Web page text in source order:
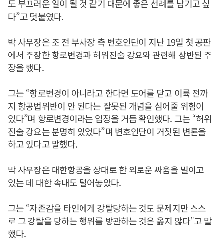
도 부끄러운 일이 될 것 같기 때문에 좋은 선례를 남기고 싶
다”고 덧붙였다.
박 사무장은 조 전 부사장 측 변호인단이 지난 19일 첫 공판
에서 주장한 항로변경과 허위진술 강요와 관련해 상반된 주
장을 했다.
그는 “항로변경이 아니라고 한다면 도어를 닫고 이륙 전까
지 항공법위반이 안 된다는 잘못된 개념을 심어줄 위험이
있다”며 항로변경이라는 입장을 거듭 확인했다. 그는 “허위
진술 강요는 분명히 있었다”며 변호인단이 거짓된 변론을
하고 있다고 말했다.
박 사무장은 대한항공을 상대로 한 외로운 싸움을 벌이고
있는 데 대한 속내도 털어놓았다.
그는 “자존감을 타인에게 강탈당하는 것도 문제지만 스스
로 그 강탈을 당하는 행위를 방관하는 것은 옳지 않다”고 말
했다.